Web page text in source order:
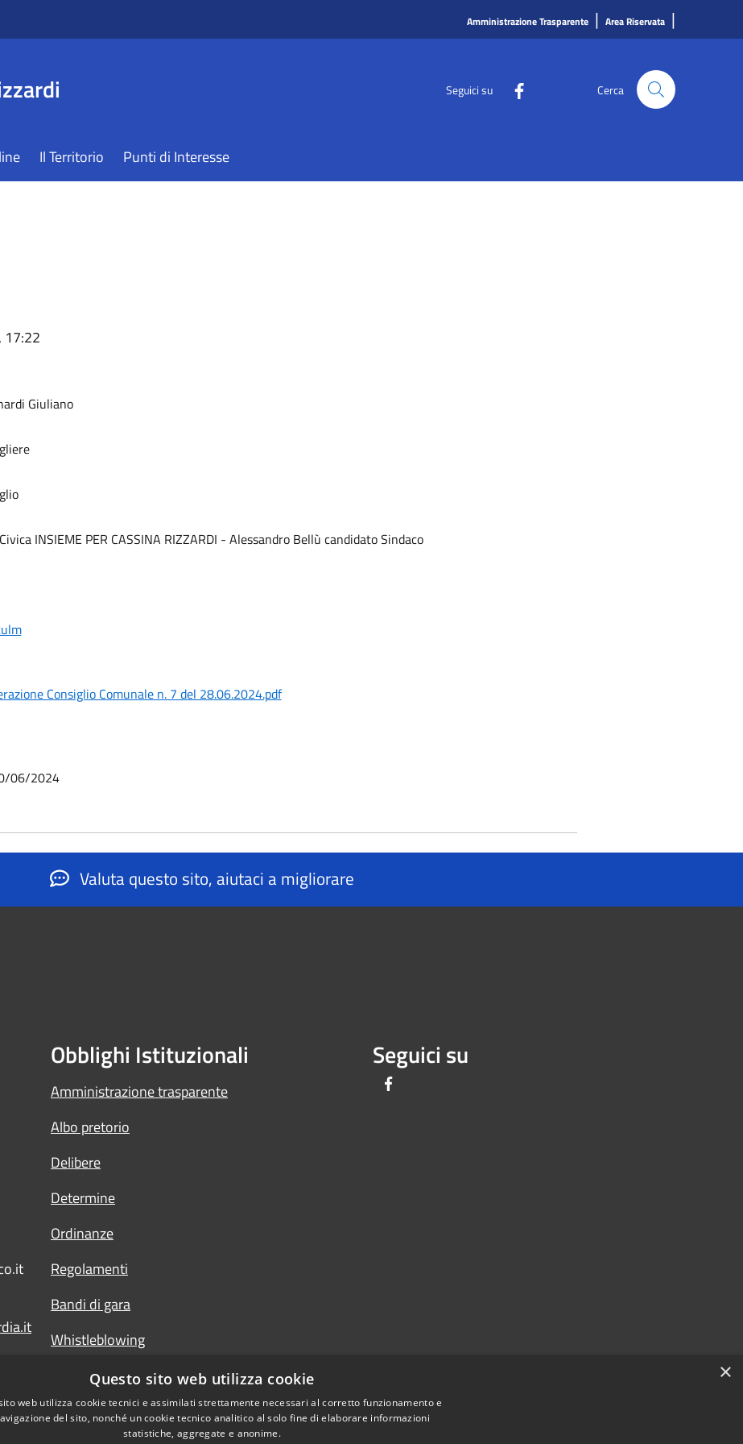
Amministrazione Trasparente | Area Riservata |
Seguici su Cerca
Il Territorio Punti di Interesse
17:22
Giuliano
INSIEME PER CASSINA RIZZARDI - Alessandro Bellù candidato Sindaco
Consiglio Comunale n. 7 del 28.06.2024.pdf
06/2024
Valuta questo sito, aiutaci a migliorare
Obblighi Istituzionali
Amministrazione trasparente
Albo pretorio
Delibere
Determine
Ordinanze
Regolamenti
Bandi di gara
Whistleblowing
Seguici su
×
Questo sito web utilizza cookie
web utilizza cookie tecnici e assimilati strettamente necessari al corretto funzionamento e
del sito, nonché un cookie tecnico analitico al solo fine di elaborare informazioni
statistiche, aggregate e anonime.